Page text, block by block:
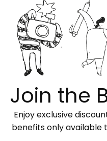
Join the
Enjoy exclusive
benefits only available